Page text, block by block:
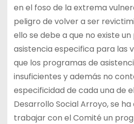
en el foso de la extrema
peligro de volver a ser
ello se debe a que no existe
asistencia especifica para las
que los programas de
insuficientes y además no
especificidad de cada una de
Desarrollo Social Arroyo, se
trabajar con el Comité un